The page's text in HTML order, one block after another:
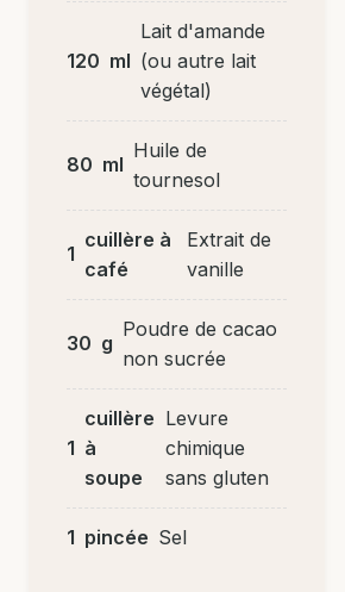
120 ml
Lait d'amande
(ou autre lait
végétal)
80 ml
Huile de
tournesol
1
cuillère à
café
Extrait de
vanille
30 g
Poudre de cacao
non sucrée
1
cuillère
à
soupe
Levure
chimique
sans gluten
1 pincée Sel